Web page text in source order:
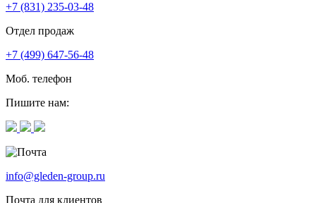
+7 (831) 235-03-48
Отдел продаж
+7 (499) 647-56-48
Моб. телефон
Пишите нам:
info@gleden-group.ru
Почта для клиентов